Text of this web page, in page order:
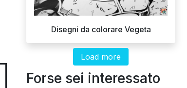
Disegni da colorare Vegeta
Load more
Forse sei interessato